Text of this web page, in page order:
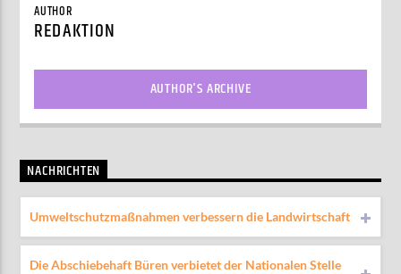
AUTHOR
REDAKTION
AUTHOR'S ARCHIVE
NACHRICHTEN
Umweltschutzmaßnahmen verbessern die Landwirtschaft
Die Abschiebehaft Büren verbietet der Nationalen Stelle